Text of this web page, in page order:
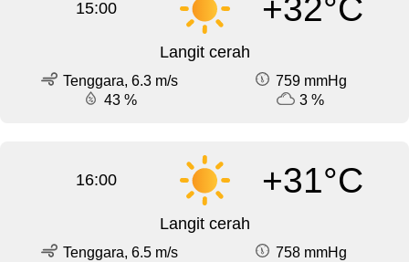
15:00 +32°C
Langit cerah
Tenggara, 6.3 m/s
759 mmHg
43 %
3 %
16:00 +31°C
Langit cerah
Tenggara, 6.5 m/s
758 mmHg